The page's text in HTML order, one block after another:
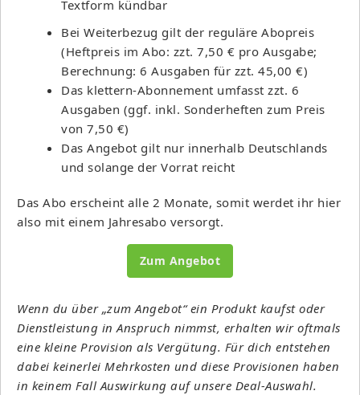
Textform kündbar
Bei Weiterbezug gilt der reguläre Abopreis
(Heftpreis im Abo: zzt. 7,50 € pro Ausgabe;
Berechnung: 6 Ausgaben für zzt. 45,00 €)
Das klettern-Abonnement umfasst zzt. 6
Ausgaben (ggf. inkl. Sonderheften zum Preis
von 7,50 €)
Das Angebot gilt nur innerhalb Deutschlands
und solange der Vorrat reicht
Das Abo erscheint alle 2 Monate, somit werdet ihr hier
also mit einem Jahresabo versorgt.
Zum Angebot
Wenn du über „zum Angebot“ ein Produkt kaufst oder
Dienstleistung in Anspruch nimmst, erhalten wir oftmals
eine kleine Provision als Vergütung. Für dich entstehen
dabei keinerlei Mehrkosten und diese Provisionen haben
in keinem Fall Auswirkung auf unsere Deal-Auswahl.